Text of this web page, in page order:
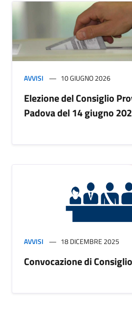
AVVISI 10 GIUGNO 2026
Elezione del Consiglio
Padova del 14 giugno
AVVISI 18 DICEMBRE 2025
Convocazione di